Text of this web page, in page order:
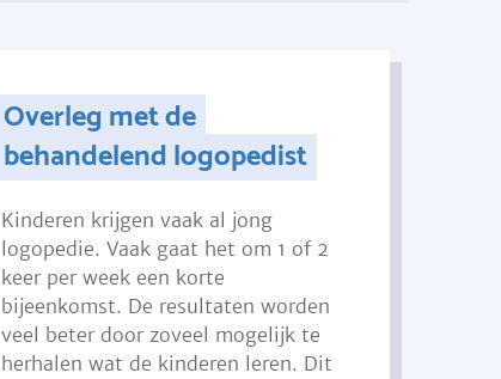
Overleg met de
behandelend logopedist
Kinderen krijgen vaak al jong
logopedie. Vaak gaat het om 1 of 2
keer per week een korte
bijeenkomst. De resultaten worden
veel beter door zoveel mogelijk te
herhalen wat de kinderen leren. Dit